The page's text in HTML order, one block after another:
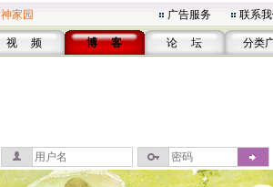
家园 广告服务 联系
视 频 博 客 论 坛 分类